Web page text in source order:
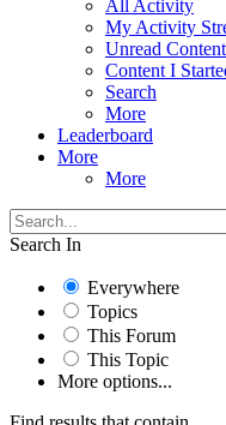
All Activity
My Activity
Unread Content
Content I
Search
More
Leaderboard
More
More
Search In
Everywhere
Topics
This Forum
This Topic
More options...